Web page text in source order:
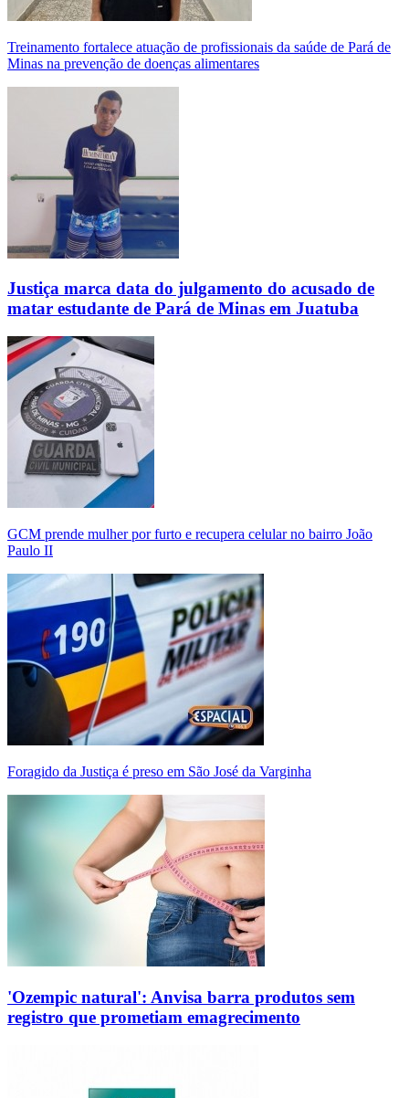
Treinamento fortalece atuação de profissionais da saúde de Pará de
Minas na prevenção de doenças alimentares
Justiça marca data do julgamento do acusado de
matar estudante de Pará de Minas em Juatuba
GCM prende mulher por furto e recupera celular no bairro João
Paulo II
Foragido da Justiça é preso em São José da Varginha
'Ozempic natural': Anvisa barra produtos sem
registro que prometiam emagrecimento